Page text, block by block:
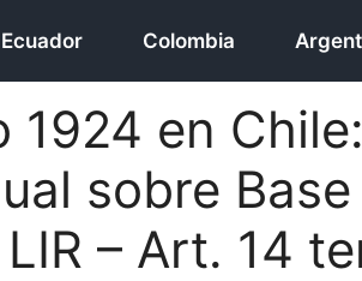
Ecuador Colombia
1924 en
sobre
– Art. 14